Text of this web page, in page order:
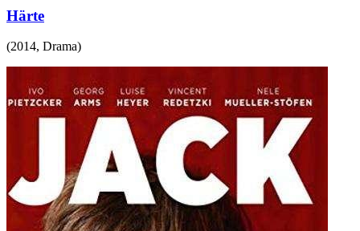
Härte
(2014, Drama)